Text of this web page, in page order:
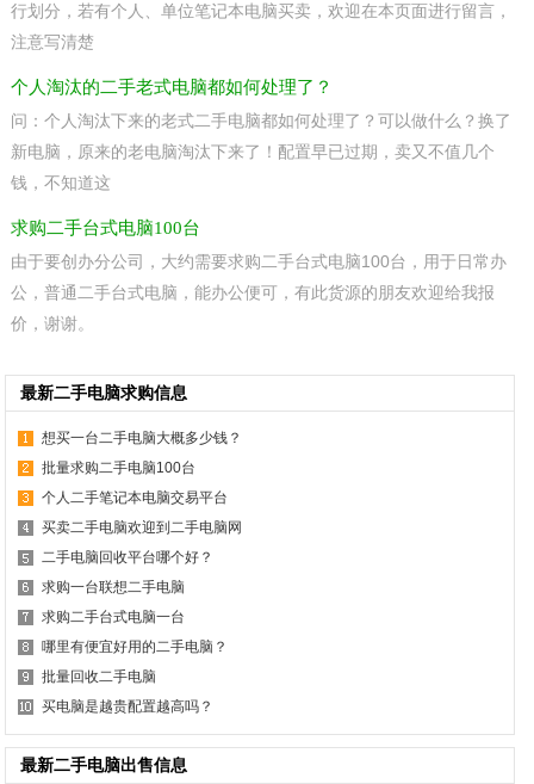
行划分，若有个人、单位笔记本电脑买卖，欢迎在本页面进行留言，
注意写清楚
个人淘汰的二手老式电脑都如何处理了？
问：个人淘汰下来的老式二手电脑都如何处理了？可以做什么？换了
新电脑，原来的老电脑淘汰下来了！配置早已过期，卖又不值几个
钱，不知道这
求购二手台式电脑100台
由于要创办分公司，大约需要求购二手台式电脑100台，用于日常办
公，普通二手台式电脑，能办公便可，有此货源的朋友欢迎给我报
价，谢谢。
最新二手电脑求购信息
想买一台二手电脑大概多少钱？
批量求购二手电脑100台
个人二手笔记本电脑交易平台
买卖二手电脑欢迎到二手电脑网
二手电脑回收平台哪个好？
求购一台联想二手电脑
求购二手台式电脑一台
哪里有便宜好用的二手电脑？
批量回收二手电脑
买电脑是越贵配置越高吗？
最新二手电脑出售信息